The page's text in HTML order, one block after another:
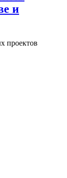
проектов